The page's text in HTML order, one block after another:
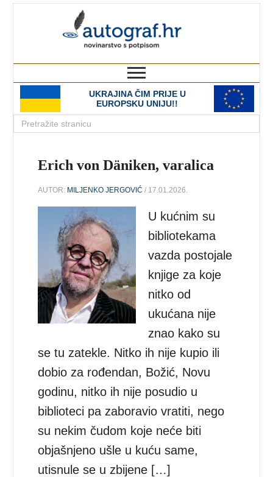
UKRAJINA ČIM PRIJE U
EUROPSKU UNIJU!!
Erich von Däniken, varalica
AUTOR: MILJENKO JERGOVIĆ / 17.01.2026.
U kućnim su
bibliotekama
vazda postojale
knjige za koje
nitko od
ukućana nije
znao kako su
se tu zatekle. Nitko ih nije kupio ili
dobio za rođendan, Božić, Novu
godinu, nitko ih nije posudio u
biblioteci pa zaboravio vratiti, nego
su nekim čudom koje neće biti
objašnjeno ušle u kuću same,
utisnule se u zbijene […]